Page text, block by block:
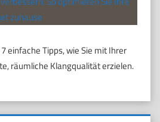
einfache Tipps, wie Sie mit Ihrer
räumliche Klangqualität erzielen.